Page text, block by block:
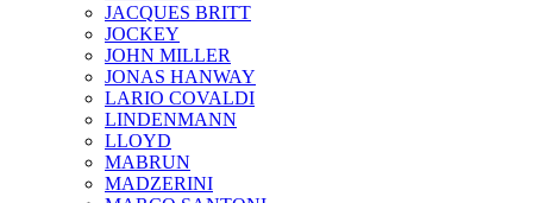
JAСQUES BRITT
JOCKEY
JOHN MILLER
JONAS HANWAY
LARIO COVALDI
LINDENMANN
LLOYD
MABRUN
MADZERINI